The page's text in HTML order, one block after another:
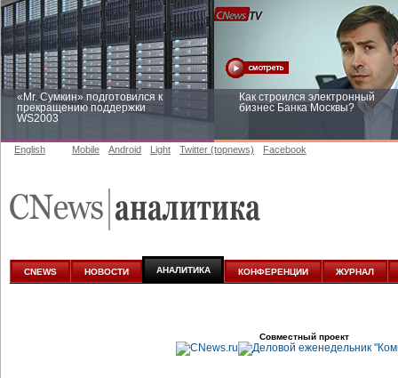
«Mr. Сумкин» подготовился к
прекращению поддержки
WS2003
Как строился электронный
бизнес Банка Москвы?
аналитике
English Mobile Android Light Twitter (topnews) Facebook
CNEWS НОВОСТИ АНАЛИТИКА КОНФЕРЕНЦИИ ЖУРНАЛ
Совместный проект